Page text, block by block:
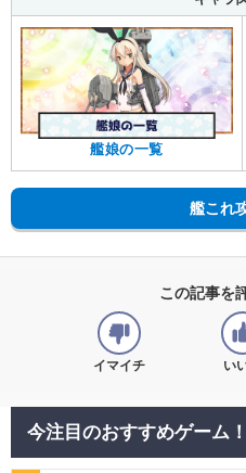
艦娘の一覧
艦これ
この記事を
イマイチ い
今注目のおすすめゲーム！